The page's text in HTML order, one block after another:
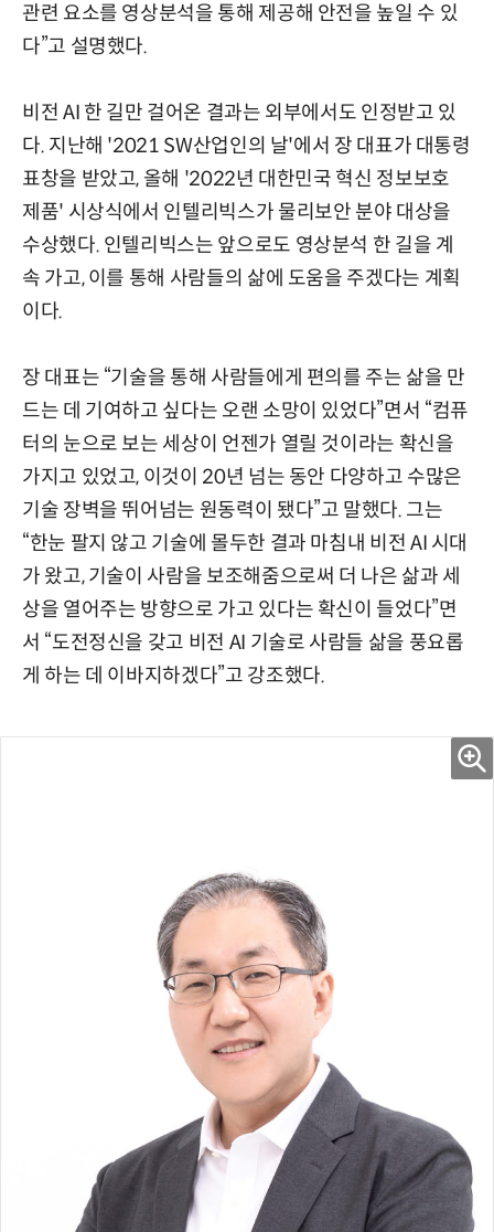
관련 요소를 영상분석을 통해 제공해 안전을 높일 수 있
다”고 설명했다.
비전 AI 한 길만 걸어온 결과는 외부에서도 인정받고 있
다. 지난해 '2021 SW산업인의 날'에서 장 대표가 대통령
표창을 받았고, 올해 '2022년 대한민국 혁신 정보보호
제품' 시상식에서 인텔리빅스가 물리보안 분야 대상을
수상했다. 인텔리빅스는 앞으로도 영상분석 한 길을 계
속 가고, 이를 통해 사람들의 삶에 도움을 주겠다는 계획
이다.
장 대표는 “기술을 통해 사람들에게 편의를 주는 삶을 만
드는 데 기여하고 싶다는 오랜 소망이 있었다”면서 “컴퓨
터의 눈으로 보는 세상이 언젠가 열릴 것이라는 확신을
가지고 있었고, 이것이 20년 넘는 동안 다양하고 수많은
기술 장벽을 뛰어넘는 원동력이 됐다”고 말했다. 그는
“한눈 팔지 않고 기술에 몰두한 결과 마침내 비전 AI 시대
가 왔고, 기술이 사람을 보조해줌으로써 더 나은 삶과 세
상을 열어주는 방향으로 가고 있다는 확신이 들었다”면
서 “도전정신을 갖고 비전 AI 기술로 사람들 삶을 풍요롭
게 하는 데 이바지하겠다”고 강조했다.